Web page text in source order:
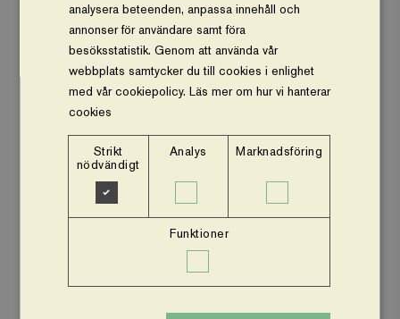
Vår ekonomi
Stöd oss
Om webbplatsen
Facebook Instagram
Insamlingsstiftelsen Vi planterar träd
analysera beteenden, anpassa innehåll och
annonser för användare samt föra
besöksstatistik. Genom att använda vår
webbplats samtycker du till cookies i enlighet
med vår cookiepolicy.Läs mer om hur vi hanterar
cookies
Strikt
nödvändigt
Analys Marknadsföring
Funktioner